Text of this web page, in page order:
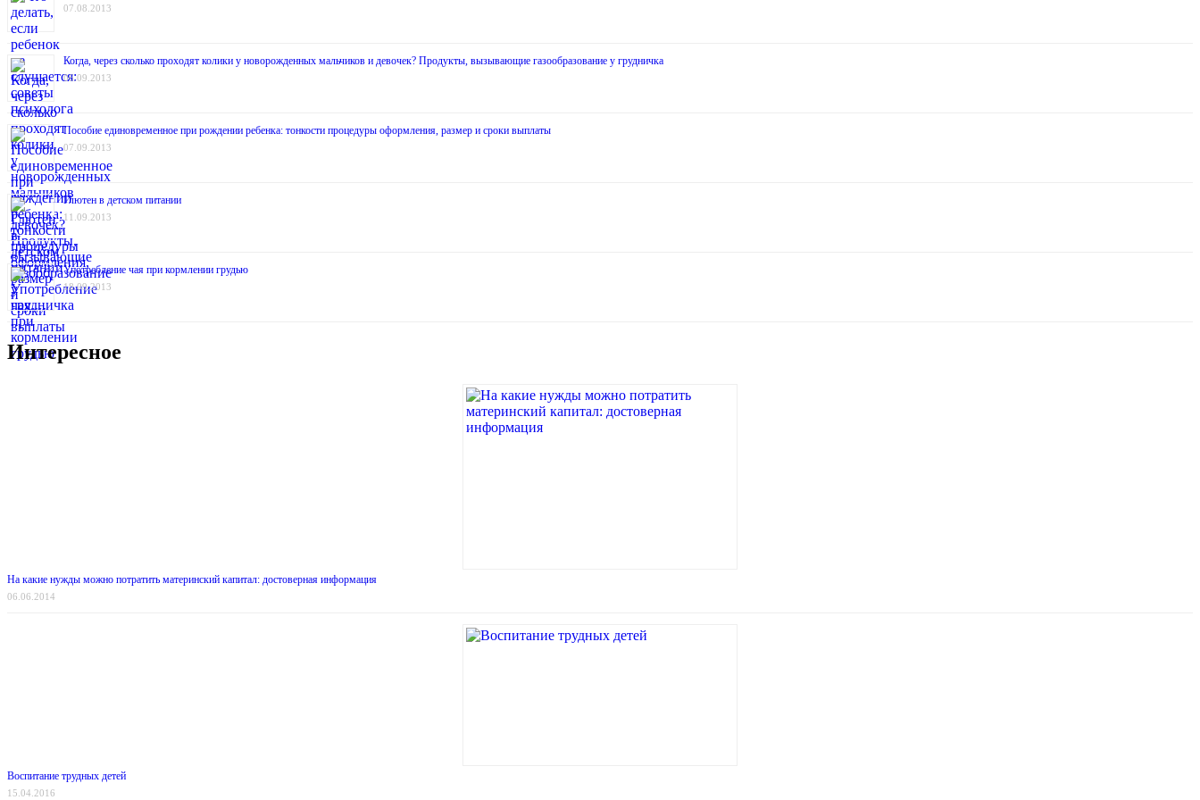
07.08.2013
Когда, через сколько проходят колики у новорожденных мальчиков и девочек? Продукты, вызывающие газообразование у грудничка
06.09.2013
Пособие единовременное при рождении ребенка: тонкости процедуры оформления, размер и сроки выплаты
07.09.2013
Глютен в детском питании
11.09.2013
Употребление чая при кормлении грудью
18.09.2013
Интересное
На какие нужды можно потратить материнский капитал: достоверная информация
06.06.2014
Воспитание трудных детей
15.04.2016